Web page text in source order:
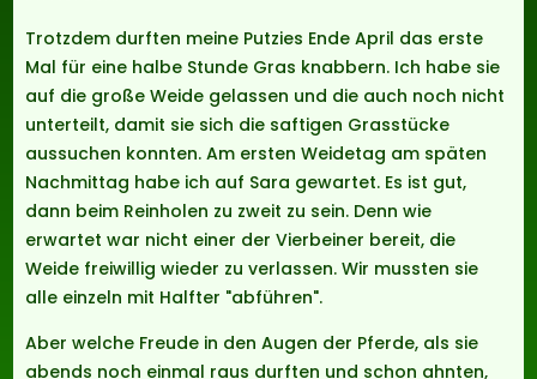
Trotzdem durften meine Putzies Ende April das erste
Mal für eine halbe Stunde Gras knabbern. Ich habe sie
auf die große Weide gelassen und die auch noch nicht
unterteilt, damit sie sich die saftigen Grasstücke
aussuchen konnten. Am ersten Weidetag am späten
Nachmittag habe ich auf Sara gewartet. Es ist gut,
dann beim Reinholen zu zweit zu sein. Denn wie
erwartet war nicht einer der Vierbeiner bereit, die
Weide freiwillig wieder zu verlassen. Wir mussten sie
alle einzeln mit Halfter "abführen".
Aber welche Freude in den Augen der Pferde, als sie
abends noch einmal raus durften und schon ahnten,